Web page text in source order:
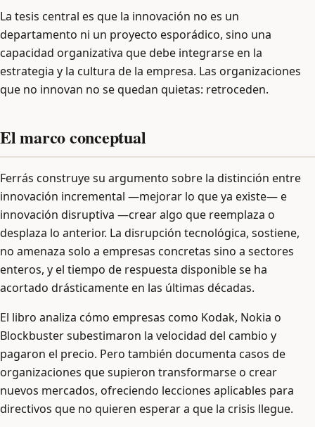
La tesis central es que la innovación no es un
departamento ni un proyecto esporádico, sino una
capacidad organizativa que debe integrarse en la
estrategia y la cultura de la empresa. Las organizaciones
que no innovan no se quedan quietas: retroceden.
El marco conceptual
Ferrás construye su argumento sobre la distinción entre
innovación incremental —mejorar lo que ya existe— e
innovación disruptiva —crear algo que reemplaza o
desplaza lo anterior. La disrupción tecnológica, sostiene,
no amenaza solo a empresas concretas sino a sectores
enteros, y el tiempo de respuesta disponible se ha
acortado drásticamente en las últimas décadas.
El libro analiza cómo empresas como Kodak, Nokia o
Blockbuster subestimaron la velocidad del cambio y
pagaron el precio. Pero también documenta casos de
organizaciones que supieron transformarse o crear
nuevos mercados, ofreciendo lecciones aplicables para
directivos que no quieren esperar a que la crisis llegue.